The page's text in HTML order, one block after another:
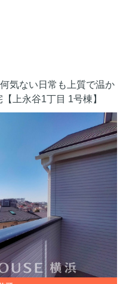
気ない日常も上質で温か
上永谷1丁目 1号棟】